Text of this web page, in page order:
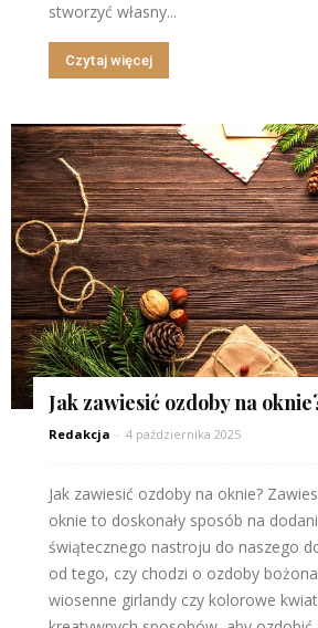
stworzyć własny...
Czytaj więcej
Jak zawiesić ozdoby na
Redakcja - 4 października 2025
Jak zawiesić ozdoby na oknie?
oknie to doskonały sposób na
świątecznego nastroju do naszego
od tego, czy chodzi o ozdoby
wiosenne girlandy czy kolorowe